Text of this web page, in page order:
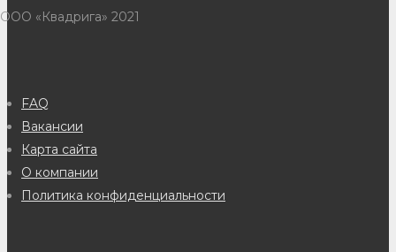
«Квадрига» 2021
FAQ
Вакансии
Карта сайта
О компании
Политика конфиденциальности